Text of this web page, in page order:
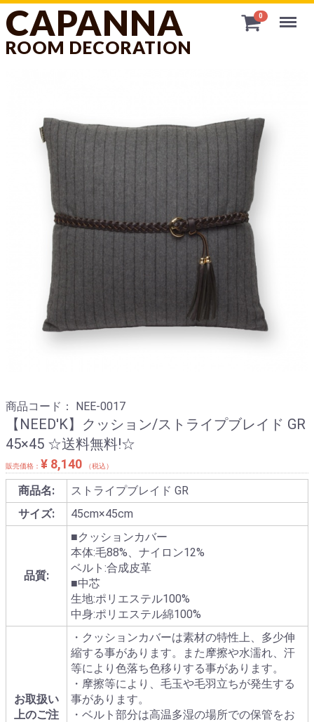
CAPANNA
ROOM DECORATION
0 Menu
商品コード： NEE-0017
【NEED'K】クッション/ストライプブレイド GR
45×45 ☆送料無料!☆
販売価格： ¥ 8,140 （税込）
商品名:
ストライプブレイド GR
サイズ:
45cm×45cm
品質:
■クッションカバー
本体:毛88%、ナイロン12%
ベルト:合成皮革
■中芯
生地:ポリエステル100%
中身:ポリエステル綿100%
お取扱い
上のご注
・クッションカバーは素材の特性上、多少伸
縮する事があります。また摩擦や水濡れ、汗
等により色落ち色移りする事があります。
・摩擦等により、毛玉や毛羽立ちが発生する
事があります。
・ベルト部分は高温多湿の場所での保管をお